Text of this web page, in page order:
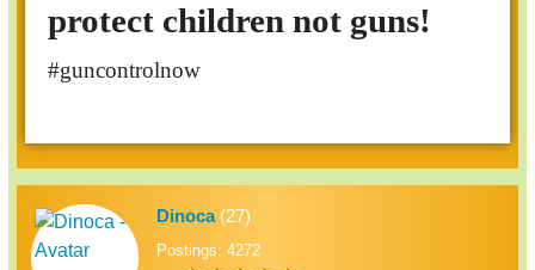
protect children not guns!
#guncontrolnow
Dinoca(27)
Postings: 4272